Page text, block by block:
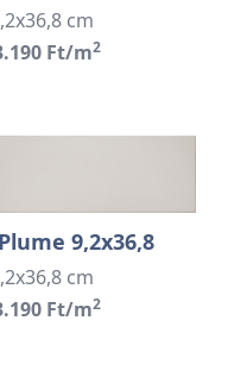
cm
Ft/m2
9,2x36,8
cm
Ft/m2